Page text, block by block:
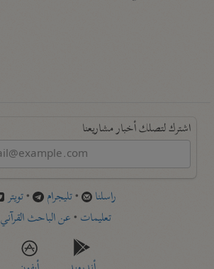
اشترك لتصلك أخبار مشاريعنا
راسلنا •تليجرام •تويتر
تعليمات •عن الباحث القرآني